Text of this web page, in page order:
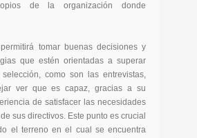
de la organización donde
tomar buenas decisiones y
que estén orientadas a superar
como son las entrevistas,
ver que es capaz, gracias a su
de satisfacer las necesidades
sus directivos. Este punto es crucial
el terreno en el cual se encuentra